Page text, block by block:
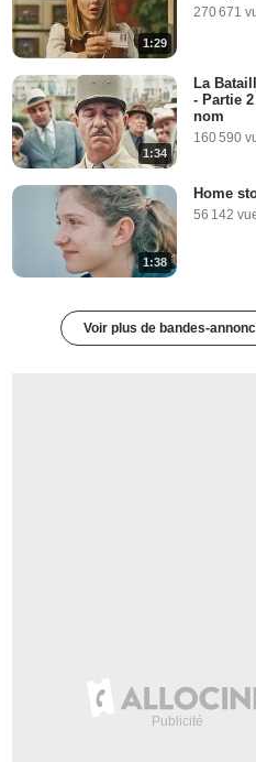
1:29
270 671
1:34
La
- Partie
nom
160 590
1:38
Home
56 142
Voir plus de bandes-